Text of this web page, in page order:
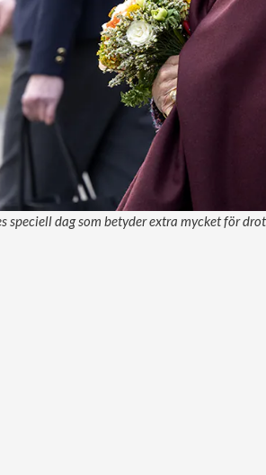
speciell dag som betyder extra mycket för